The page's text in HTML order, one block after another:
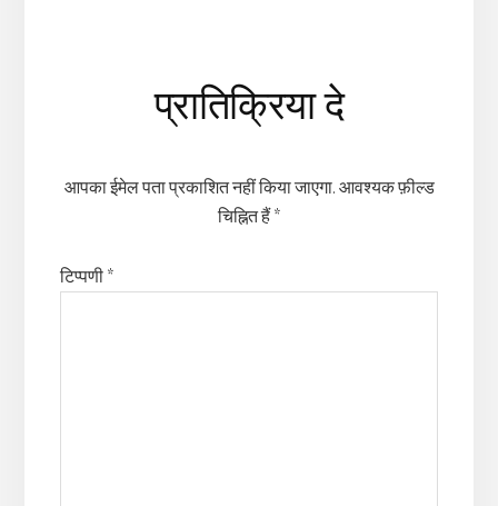
Interactions
प्रातिक्रिया दे
आपका ईमेल पता प्रकाशित नहीं किया जाएगा. आवश्यक फ़ील्ड
चिह्नित हैं *
टिप्पणी *